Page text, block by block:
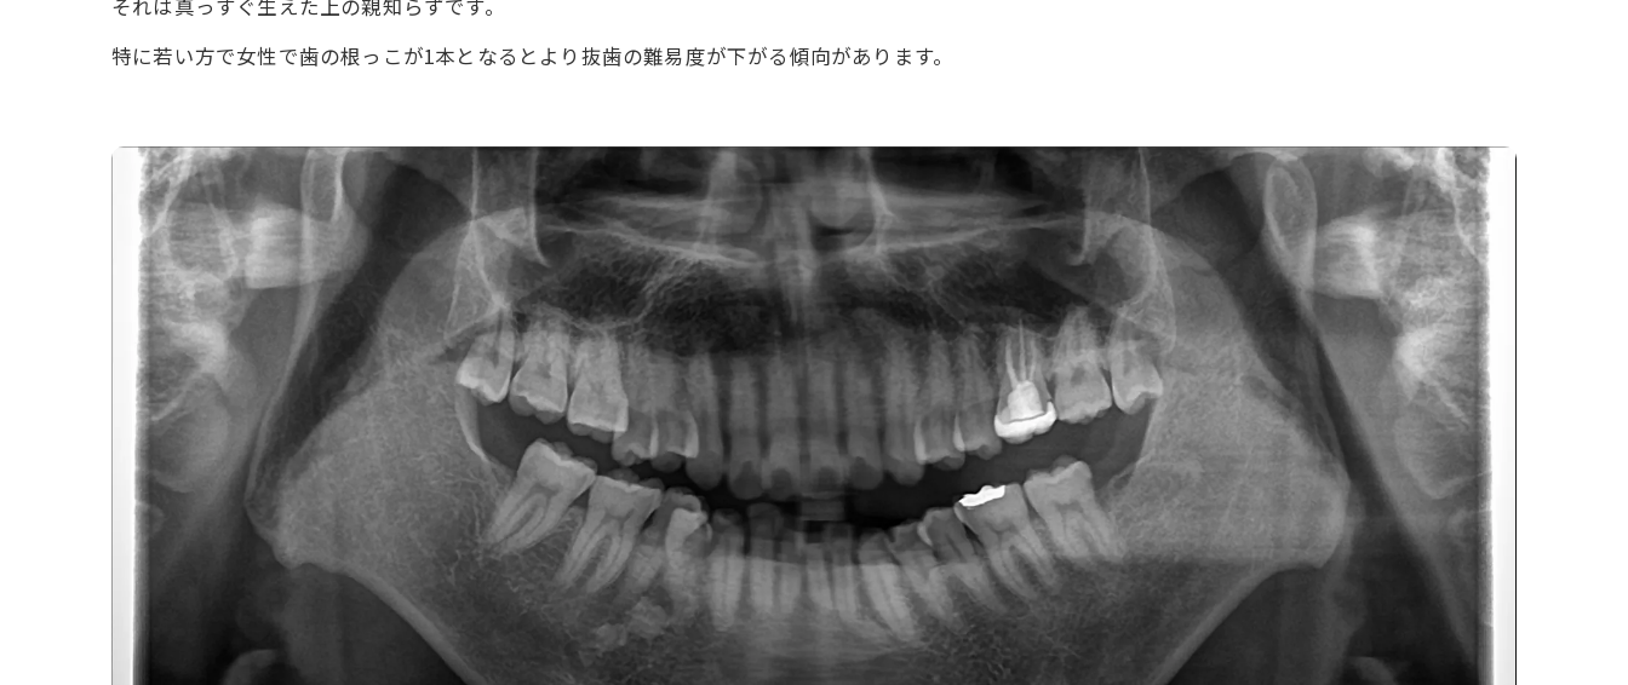
それは真っすぐ生えた上の親知らずです。
特に若い方で女性で歯の根っこが1本となるとより抜歯の難易度が下がる傾向があります。